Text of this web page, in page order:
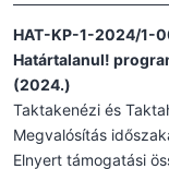
HAT-KP-1-2024/1-
Határtalanul!
(2024.)
Taktakenézi és
Megvalósítás
Elnyert támogatási